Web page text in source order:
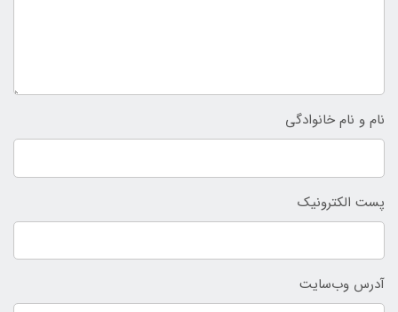
نام و نام خانوادگی
پست الکترونیک
آدرس وب‌سایت